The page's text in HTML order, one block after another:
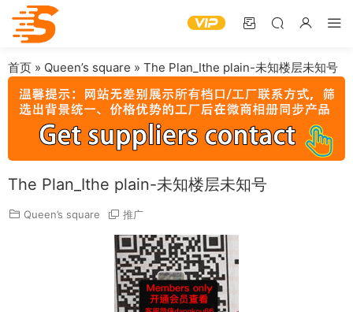
首页 » Queen’s square » The Plan_Ithe plain-未知楼层未知号
The Plan_Ithe plain-未知楼层未知号
Queen’s square 推广